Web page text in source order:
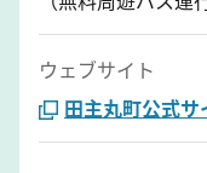
ウェブサイト
田主丸町公式サ